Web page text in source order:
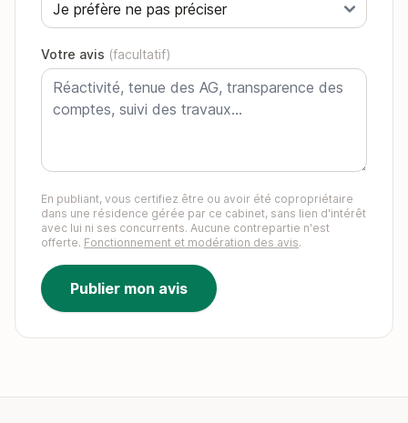
Votre avis (facultatif)
En publiant, vous certifiez être ou avoir été copropriétaire
dans une résidence gérée par ce cabinet, sans lien d'intérêt
avec lui ni ses concurrents. Aucune contrepartie n'est
offerte. Fonctionnement et modération des avis.
Publier mon avis